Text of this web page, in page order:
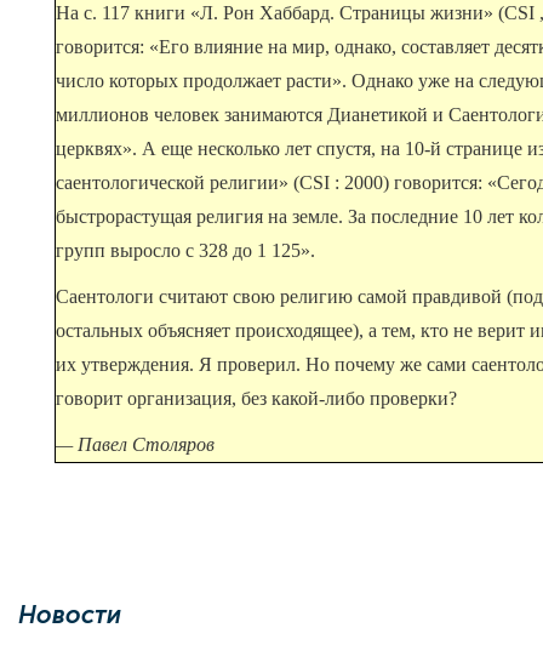
На с. 117 книги «Л. Рон Хаббард. Страницы жизни» (CSI
говорится: «Его влияние на мир, однако, составляет
число которых продолжает расти». Однако уже на
миллионов человек занимаются Дианетикой и
церквях». А еще несколько лет спустя, на 10-й странице
саентологической религии» (CSI : 2000) говорится:
быстрорастущая религия на земле. За последние 10 лет
групп выросло с 328 до 1 125».
Саентологи считают свою религию самой правдивой
остальных объясняет происходящее), а тем, кто не верит
их утверждения. Я проверил. Но почему же сами
говорит организация, без какой-либо проверки?
— Павел Столяров
Новости